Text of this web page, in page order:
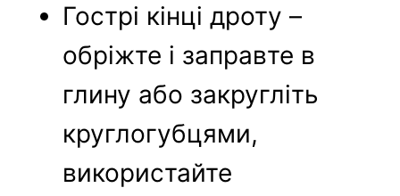
Гострі кінці дроту –
обріжте і заправте в
глину або закругліть
круглогубцями,
використайте